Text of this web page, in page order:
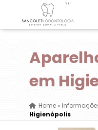
em
Home»
Higienópolis